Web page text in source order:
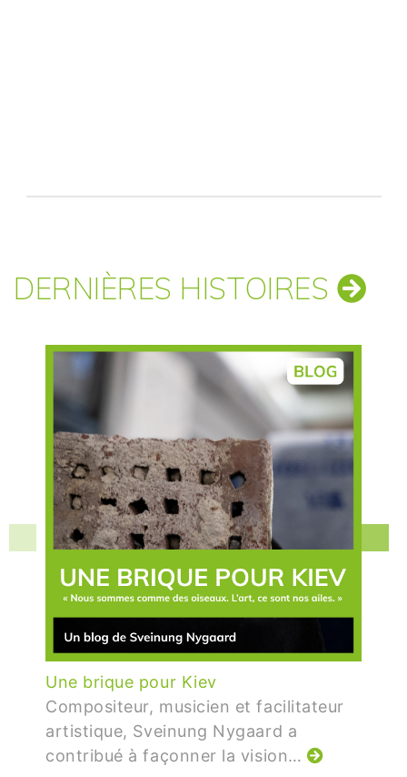
DERNIÈRES HISTOIRES
Une brique pour Kiev
Compositeur, musicien et facilitateur
artistique, Sveinung Nygaard a
contribué à façonner la vision…